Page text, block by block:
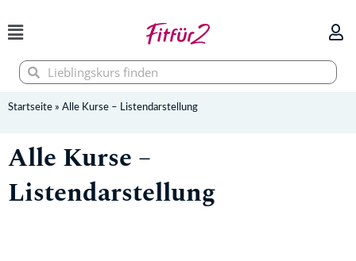
Inhalt
springen
SucheSuche
Startseite » Alle Kurse – Listendarstellung
Alle Kurse –
Listendarstellung